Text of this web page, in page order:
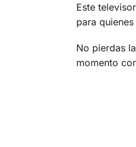
Este
para
No pierdas
momento